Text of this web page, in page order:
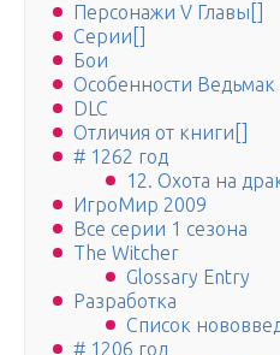
Персонажи V Главы[]
Серии[]
Бои
Особенности
DLC
Отличия от книги[]
# 1262 год
12. Охота на
ИгроМир 2009
Все серии 1 сезона
The Witcher
Glossary Entry
Разработка
Список
# 1206 год